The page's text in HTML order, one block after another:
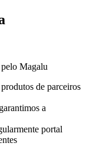
Magalu
de parceiros
a
portal